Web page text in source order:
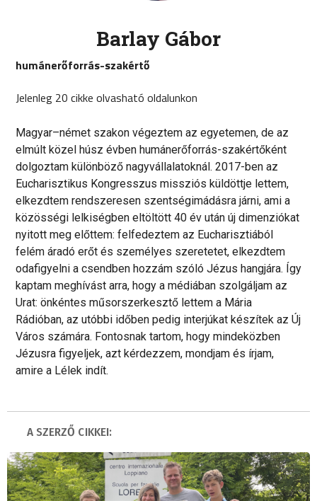
Barlay Gábor
humánerőforrás-szakértő
Jelenleg 20 cikke olvasható oldalunkon
Magyar–német szakon végeztem az egyetemen, de az
elmúlt közel húsz évben humánerőforrás-szakértőként
dolgoztam különböző nagyvállalatoknál. 2017-ben az
Eucharisztikus Kongresszus missziós küldöttje lettem,
elkezdtem rendszeresen szentségimádásra járni, ami a
közösségi lelkiségben eltöltött 40 év után új dimenziókat
nyitott meg előttem: felfedeztem az Eucharisztiából
felém áradó erőt és személyes szeretetet, elkezdtem
odafigyelni a csendben hozzám szóló Jézus hangjára. Így
kaptam meghívást arra, hogy a médiában szolgáljam az
Urat: önkéntes műsorszerkesztő lettem a Mária
Rádióban, az utóbbi időben pedig interjúkat készítek az Új
Város számára. Fontosnak tartom, hogy mindeközben
Jézusra figyeljek, azt kérdezzem, mondjam és írjam,
amire a Lélek indít.
A SZERZŐ CIKKEI: